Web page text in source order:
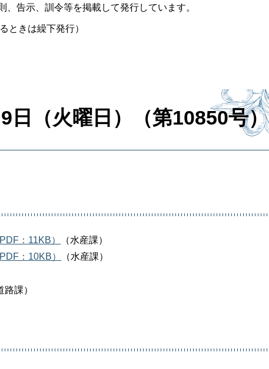
告示、訓令等を掲載して発行しています。
ときは繰下発行）
（火曜日）（第10850号）
：11KB）
（水産課）
：10KB）
（水産課）
路課）